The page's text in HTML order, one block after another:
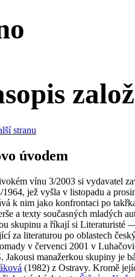
stranu
úvodem
vínu 3/2003 si vydavatel
1964, jež vyšla v listopadu a
k nim jako konfrontaci po
a texty současných mladých
skupinu a říkají si Literaturisté
za literaturou po oblastech
v červenci 2001 v
Jakousi manažerkou skupiny je
(1982) z Ostravy. Kromě